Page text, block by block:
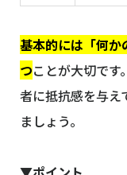
基本的には「何か
つことが大切で
者に抵抗感を与え
ましょう。